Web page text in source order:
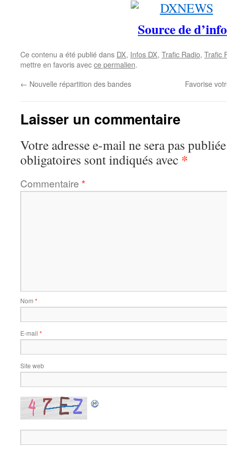
Source de d’info
Ce contenu a été publié dans DX, Infos DX, Trafic Radio, Trafic
mettre en favoris avecce permalien.
← Nouvelle répartition des bandes Favorise
Laisser un commentaire
Votre adresse e-mail ne sera pas
obligatoires sont indiqués avec *
Commentaire *
Nom *
E-mail *
Site web